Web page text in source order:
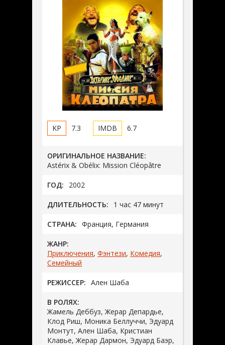
7.3 6.7
ОРИГИНАЛЬНОЕ НАЗВАНИЕ:
Astérix & Obélix: Mission Cléopâtre
ГОД: 2002
ДЛИТЕЛЬНОСТЬ: 1 час 47 минут
СТРАНА: Франция, Германия
ЖАНР:
Приключения, Фэнтези, Комедия,
Семейный
РЕЖИССЕР: Ален Шаба
В РОЛЯХ:
Жамель Деббуз, Жерар Депардье,
Клод Риш, Моника Беллуччи, Эдуард
Монтут, Ален Шаба, Кристиан
Клавье, Жерар Дармон, Эдуард Баэр,